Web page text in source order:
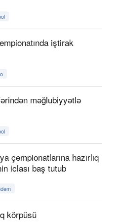
iştirak
məğlubiyyətlə
çempionatlarına hazırlıq
iclası baş tutub
körpüsü